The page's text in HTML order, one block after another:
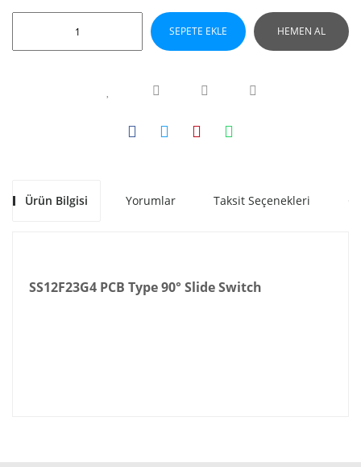
SEPETE EKLE HEMEN AL
Ürün Bilgisi Yorumlar Taksit Seçenekleri
SS12F23G4 PCB Type 90° Slide Switch